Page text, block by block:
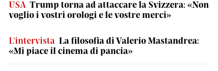
USA Trump torna ad attaccare la Svizzera: «Non
voglio i vostri orologi e le vostre merci»
L'intervista La filosofia di Valerio Mastandrea:
«Mi piace il cinema di pancia»